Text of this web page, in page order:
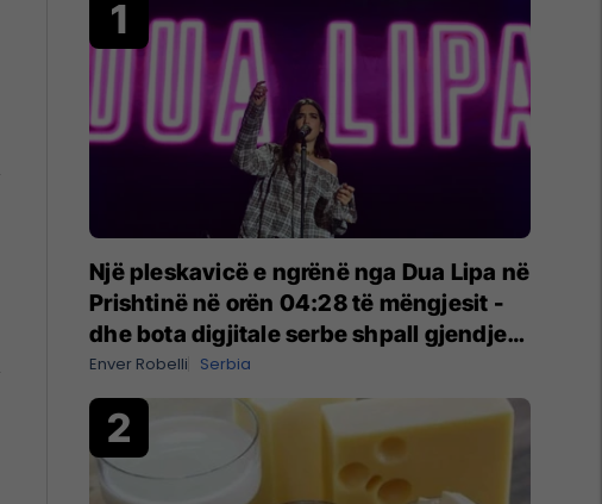
Një pleskavicë e ngrënë nga Dua Lipa në
Prishtinë në orën 04:28 të mëngjesit -
dhe bota digjitale serbe shpall gjendjen
e luftës
Enver Robelli Serbia